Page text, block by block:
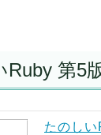
Ruby 第5
たのし